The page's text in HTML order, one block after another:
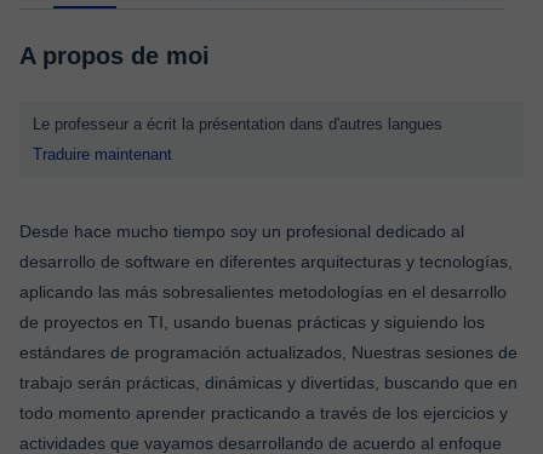
A propos de moi
Le professeur a écrit la présentation dans d'autres langues
Traduire maintenant
Desde hace mucho tiempo soy un profesional dedicado al
desarrollo de software en diferentes arquitecturas y tecnologías,
aplicando las más sobresalientes metodologías en el desarrollo
de proyectos en TI, usando buenas prácticas y siguiendo los
estándares de programación actualizados, Nuestras sesiones de
trabajo serán prácticas, dinámicas y divertidas, buscando que en
todo momento aprender practicando a través de los ejercicios y
actividades que vayamos desarrollando de acuerdo al enfoque